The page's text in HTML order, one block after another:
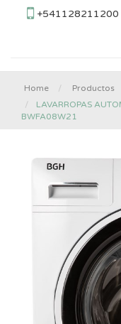
+541128211200
Home
Productos
LAVARROPAS
BWFA08W21